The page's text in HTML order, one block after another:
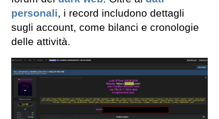
personali, i record includono dettagli
sugli account, come bilanci e cronologie
delle attività.